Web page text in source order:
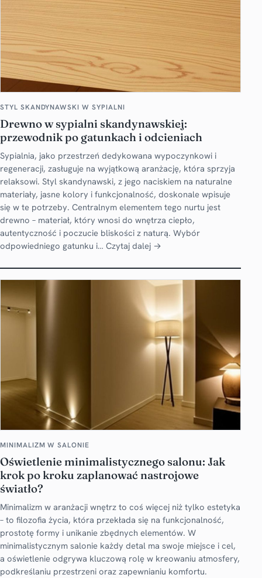
STYL SKANDYNAWSKI W SYPIALNI
Drewno w sypialni skandynawskiej:
przewodnik po gatunkach i odcieniach
Sypialnia, jako przestrzeń dedykowana wypoczynkowi i
regeneracji, zasługuje na wyjątkową aranżację, która sprzyja
relaksowi. Styl skandynawski, z jego naciskiem na naturalne
materiały, jasne kolory i funkcjonalność, doskonale wpisuje
się w te potrzeby. Centralnym elementem tego nurtu jest
drewno – materiał, który wnosi do wnętrza ciepło,
autentyczność i poczucie bliskości z naturą. Wybór
odpowiedniego gatunku i… Czytaj dalej →
MINIMALIZM W SALONIE
Oświetlenie minimalistycznego salonu: Jak
krok po kroku zaplanować nastrojowe
światło?
Minimalizm w aranżacji wnętrz to coś więcej niż tylko estetyka
– to filozofia życia, która przekłada się na funkcjonalność,
prostotę formy i unikanie zbędnych elementów. W
minimalistycznym salonie każdy detal ma swoje miejsce i cel,
a oświetlenie odgrywa kluczową rolę w kreowaniu atmosfery,
podkreślaniu przestrzeni oraz zapewnianiu komfortu.